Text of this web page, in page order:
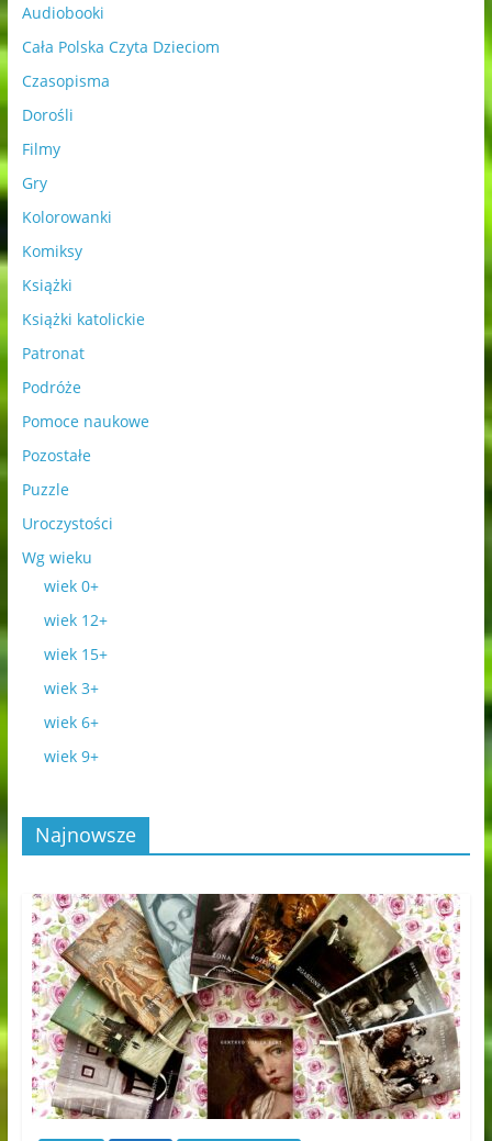
Audiobooki
Cała Polska Czyta Dzieciom
Czasopisma
Dorośli
Filmy
Gry
Kolorowanki
Komiksy
Książki
Książki katolickie
Patronat
Podróże
Pomoce naukowe
Pozostałe
Puzzle
Uroczystości
Wg wieku
wiek 0+
wiek 12+
wiek 15+
wiek 3+
wiek 6+
wiek 9+
Najnowsze